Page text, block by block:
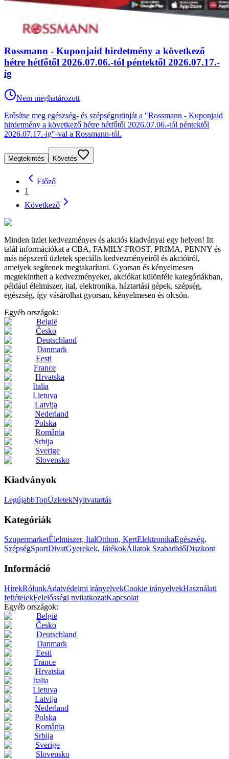
Rossmann - Kuponjaid hirdetmény a következő
hétre hétfőtől 2026.07.06.-tól péntektől 2026.07.17.-
ig
Nem meghatározott
Erősítse meg egészség- és szépségrutinját a "Rossmann - Kuponjaid
hirdetmény a következő hétre hétfőtől 2026.07.06.-tól péntektől
2026.07.17.-ig"-val a Rossmann-tól.
Megtekintés Követés
Előző
1
Következő
Minden üzlet kedvezményes és akciós kiadványai egy helyen! Itt
talál információkat a CBA, FAMILY-FROST, PRIMA, PENNY és
más népszerű üzletek speciális kedvezményeiről és akcióiról,
amelyek segítenek megtakarítani. Gyorsan és kényelmesen
megtekintheti a kedvezményeket, akciókat különféle kategóriákban,
például élelmiszer, ital, elektronika, háztartási gépek, szépség,
egészség, így vásárolhat gyorsan, kényelmesen és olcsón.
Egyéb országok:
België
Česko
Deutschland
Danmark
Eesti
France
Hrvatska
Italia
Lietuva
Latvija
Nederland
Polska
România
Srbija
Sverige
Slovensko
Kiadványok
LegújabbTopÜzletekNyitvatartás
Kategóriák
SzupermarketÉlelmiszer, ItalOtthon, KertElektronikaEgészség,
SzépségSportDivatGyerekek, JátékokÁllatok SzabadidőDiszkont
Információ
HírekRólunkAdatvédelmi irányelvekCookie irányelvekHasználati
feltételekFelelősségi nyilatkozatKapcsolat
Egyéb országok:
België
Česko
Deutschland
Danmark
Eesti
France
Hrvatska
Italia
Lietuva
Latvija
Nederland
Polska
România
Srbija
Sverige
Slovensko